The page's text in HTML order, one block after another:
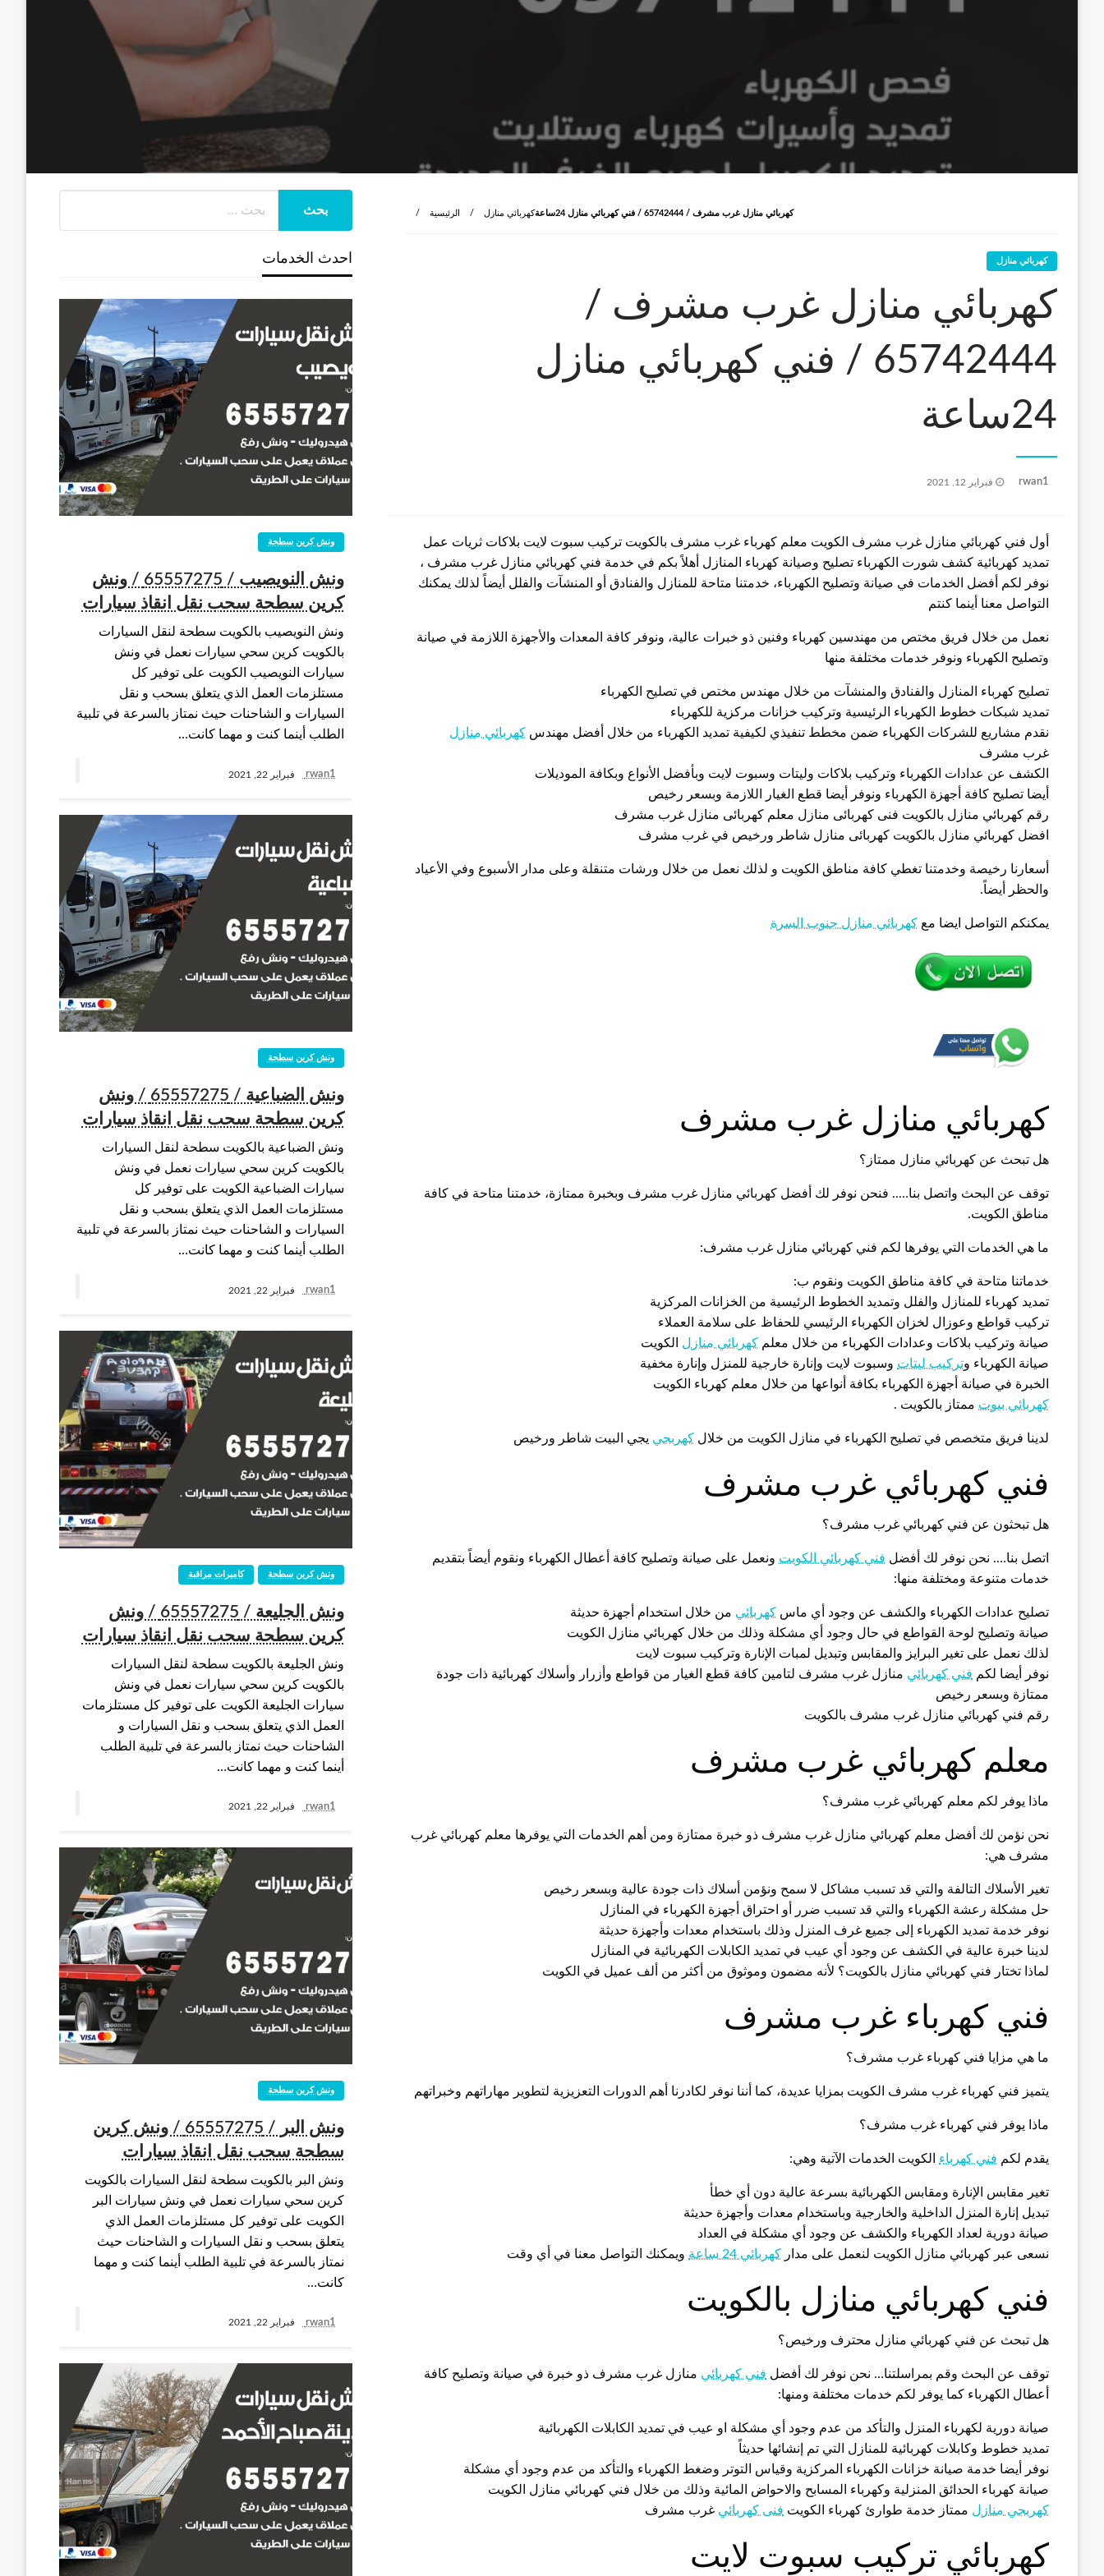
الرئيسية كهربائي منازل كهربائي منازل غرب مشرف / 65742444 / فني كهربائي منازل 24ساعة
كهربائي منازل
كهربائي منازل غرب مشرف /
65742444 / فني كهربائي منازل
24ساعة
rwan1
نُشر
فبراير 12, 2021
أول فني كهربائي منازل غرب مشرف الكويت معلم كهرباء غرب مشرف بالكويت تركيب سبوت لايت بلاكات ثريات عمل
تمديد كهربائية كشف شورت الكهرباء تصليح وصيانة كهرباء المنازل أهلاً بكم في خدمة فني كهربائي منازل غرب مشرف ،
نوفر لكم أفضل الخدمات في صيانة وتصليح الكهرباء، خدمتنا متاحة للمنازل والفنادق أو المنشآت والفلل أيضاً لذلك يمكنك
التواصل معنا أينما كنتم
نعمل من خلال فريق مختص من مهندسين كهرباء وفنين ذو خبرات عالية، ونوفر كافة المعدات والأجهزة اللازمة في صيانة
وتصليح الكهرباء ونوفر خدمات مختلفة منها
تصليح كهرباء المنازل والفنادق والمنشآت من خلال مهندس مختص في تصليح الكهرباء
تمديد شبكات خطوط الكهرباء الرئيسية وتركيب خزانات مركزية للكهرباء
نقدم مشاريع للشركات الكهرباء ضمن مخطط تنفيذي لكيفية تمديد الكهرباء من خلال أفضل مهندس كهربائي منازل
غرب مشرف
الكشف عن عدادات الكهرباء وتركيب بلاكات وليتات وسبوت لايت وبأفضل الأنواع وبكافة الموديلات
أيضا تصليح كافة أجهزة الكهرباء ونوفر أيضا قطع الغيار اللازمة وبسعر رخيص
رقم كهربائي منازل بالكويت فنى كهربائى منازل معلم كهربائى منازل غرب مشرف
افضل كهربائي منازل بالكويت كهربائى منازل شاطر ورخيص في غرب مشرف
أسعارنا رخيصة وخدمتنا تغطي كافة مناطق الكويت و لذلك نعمل من خلال ورشات متنقلة وعلى مدار الأسبوع وفي الأعياد
والحظر أيضاً.
يمكنكم التواصل ايضا مع كهربائي منازل جنوب السرة
كهربائي منازل غرب مشرف
هل تبحث عن كهربائي منازل ممتاز؟
توقف عن البحث واتصل بنا….. فنحن نوفر لك أفضل كهربائي منازل غرب مشرف وبخبرة ممتازة، خدمتنا متاحة في كافة
مناطق الكويت.
ما هي الخدمات التي يوفرها لكم فني كهربائي منازل غرب مشرف:
خدماتنا متاحة في كافة مناطق الكويت ونقوم ب:
تمديد كهرباء للمنازل والفلل وتمديد الخطوط الرئيسية من الخزانات المركزية
تركيب قواطع وعوزال لخزان الكهرباء الرئيسي للحفاظ على سلامة العملاء
صيانة وتركيب بلاكات وعدادات الكهرباء من خلال معلم كهربائي منازل الكويت
صيانة الكهرباء وتركيب ليتات وسبوت لايت وإنارة خارجية للمنزل وإنارة مخفية
الخبرة في صيانة أجهزة الكهرباء بكافة أنواعها من خلال معلم كهرباء الكويت
كهربائي بيوت ممتاز بالكويت .
لدينا فريق متخصص في تصليح الكهرباء في منازل الكويت من خلال كهربجي يجي البيت شاطر ورخيص
فني كهربائي غرب مشرف
هل تبحثون عن فني كهربائي غرب مشرف؟
اتصل بنا…. نحن نوفر لك أفضل فني كهربائي الكويت ونعمل على صيانة وتصليح كافة أعطال الكهرباء ونقوم أيضاً بتقديم
خدمات متنوعة ومختلفة منها:
تصليح عدادات الكهرباء والكشف عن وجود أي ماس كهربائي من خلال استخدام أجهزة حديثة
صيانة وتصليح لوحة القواطع في حال وجود أي مشكلة وذلك من خلال كهربائي منازل الكويت
لذلك نعمل على تغير البرايز والمقابس وتبديل لمبات الإنارة وتركيب سبوت لايت
نوفر أيضا لكم فني كهربائي منازل غرب مشرف لتامين كافة قطع الغيار من قواطع وأزرار وأسلاك كهربائية ذات جودة
ممتازة وبسعر رخيص
رقم فني كهربائي منازل غرب مشرف بالكويت
معلم كهربائي غرب مشرف
ماذا يوفر لكم معلم كهربائي غرب مشرف؟
نحن نؤمن لك أفضل معلم كهربائي منازل غرب مشرف ذو خبرة ممتازة ومن أهم الخدمات التي يوفرها معلم كهربائي غرب
مشرف هي:
تغير الأسلاك التالفة والتي قد تسبب مشاكل لا سمح ونؤمن أسلاك ذات جودة عالية وبسعر رخيص
حل مشكلة رعشة الكهرباء والتي قد تسبب ضرر أو احتراق أجهزة الكهرباء في المنازل
نوفر خدمة تمديد الكهرباء إلى جميع غرف المنزل وذلك باستخدام معدات وأجهزة حديثة
لدينا خبرة عالية في الكشف عن وجود أي عيب في تمديد الكابلات الكهربائية في المنازل
لماذا تختار فني كهربائي منازل بالكويت؟ لأنه مضمون وموثوق من أكثر من ألف عميل في الكويت
فني كهرباء غرب مشرف
ما هي مزايا فني كهرباء غرب مشرف؟
يتميز فني كهرباء غرب مشرف الكويت بمزايا عديدة، كما أننا نوفر لكادرنا أهم الدورات التعزيزية لتطوير مهاراتهم وخبراتهم
ماذا يوفر فني كهرباء غرب مشرف؟
يقدم لكم فني كهرباء الكويت الخدمات الآتية وهي:
تغير مقابس الإنارة ومقابس الكهربائية بسرعة عالية دون أي خطأ
تبديل إنارة المنزل الداخلية والخارجية وباستخدام معدات وأجهزة حديثة
صيانة دورية لعداد الكهرباء والكشف عن وجود أي مشكلة في العداد
نسعى عبر كهربائي منازل الكويت لنعمل على مدار كهربائي 24 ساعة ويمكنك التواصل معنا في أي وقت
فني كهربائي منازل بالكويت
هل تبحث عن فني كهربائي منازل محترف ورخيص؟
توقف عن البحث وقم بمراسلتنا… نحن نوفر لك أفضل فني كهربائي منازل غرب مشرف ذو خبرة في صيانة وتصليح كافة
أعطال الكهرباء كما يوفر لكم خدمات مختلفة ومنها:
صيانة دورية لكهرباء المنزل والتأكد من عدم وجود أي مشكلة او عيب في تمديد الكابلات الكهربائية
تمديد خطوط وكابلات كهربائية للمنازل التي تم إنشائها حديثاً
نوفر أيضا خدمة صيانة خزانات الكهرباء المركزية وقياس التوتر وضغط الكهرباء والتأكد من عدم وجود أي مشكلة
صيانة كهرباء الحدائق المنزلية وكهرباء المسابح والاحواض المائية وذلك من خلال فني كهربائي منازل الكويت
كهربجي منازل ممتاز خدمة طوارئ كهرباء الكويت فنى كهربائي غرب مشرف
كهربائي تركيب سبوت لايت
احدث الخدمات
ونش كرين سطحة
ونش النويصيب / 65557275 / ونش
كرين سطحة سحب نقل انقاذ سيارات
ونش النويصيب بالكويت سطحة لنقل السيارات
بالكويت كرين سحي سيارات نعمل في ونش
سيارات النويصيب الكويت على توفير كل
مستلزمات العمل الذي يتعلق بسحب و نقل
السيارات و الشاحنات حيث نمتاز بالسرعة في تلبية
الطلب أينما كنت و مهما كانت…
rwan1 فبراير 22, 2021
ونش كرين سطحة
ونش الضباعية / 65557275 / ونش
كرين سطحة سحب نقل انقاذ سيارات
ونش الضباعية بالكويت سطحة لنقل السيارات
بالكويت كرين سحي سيارات نعمل في ونش
سيارات الضباعية الكويت على توفير كل
مستلزمات العمل الذي يتعلق بسحب و نقل
السيارات و الشاحنات حيث نمتاز بالسرعة في تلبية
الطلب أينما كنت و مهما كانت…
rwan1 فبراير 22, 2021
كاميرات مراقبة ونش كرين سطحة
ونش الجليعة / 65557275 / ونش
كرين سطحة سحب نقل انقاذ سيارات
ونش الجليعة بالكويت سطحة لنقل السيارات
بالكويت كرين سحي سيارات نعمل في ونش
سيارات الجليعة الكويت على توفير كل مستلزمات
العمل الذي يتعلق بسحب و نقل السيارات و
الشاحنات حيث نمتاز بالسرعة في تلبية الطلب
أينما كنت و مهما كانت…
rwan1 فبراير 22, 2021
ونش كرين سطحة
ونش البر / 65557275 / ونش كرين
سطحة سحب نقل انقاذ سيارات
ونش البر بالكويت سطحة لنقل السيارات بالكويت
كرين سحي سيارات نعمل في ونش سيارات البر
الكويت على توفير كل مستلزمات العمل الذي
يتعلق بسحب و نقل السيارات و الشاحنات حيث
نمتاز بالسرعة في تلبية الطلب أينما كنت و مهما
كانت…
rwan1 فبراير 22, 2021